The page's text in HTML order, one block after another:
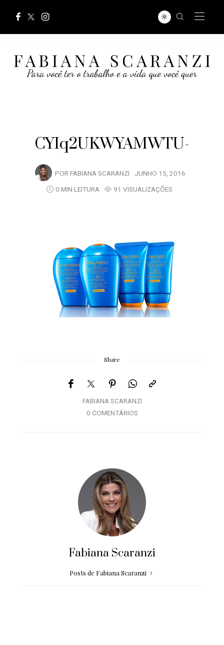
CYIq2UKWYAMWTU-
POR FABIANA SCARANZI JUNHO 15, 2016
0 MIN LEITURA
91 VISUALIZAÇÕES
Share
FABIANA SCARANZI
0 COMENTÁRIOS
Fabiana Scaranzi
Posts de Fabiana Scaranzi